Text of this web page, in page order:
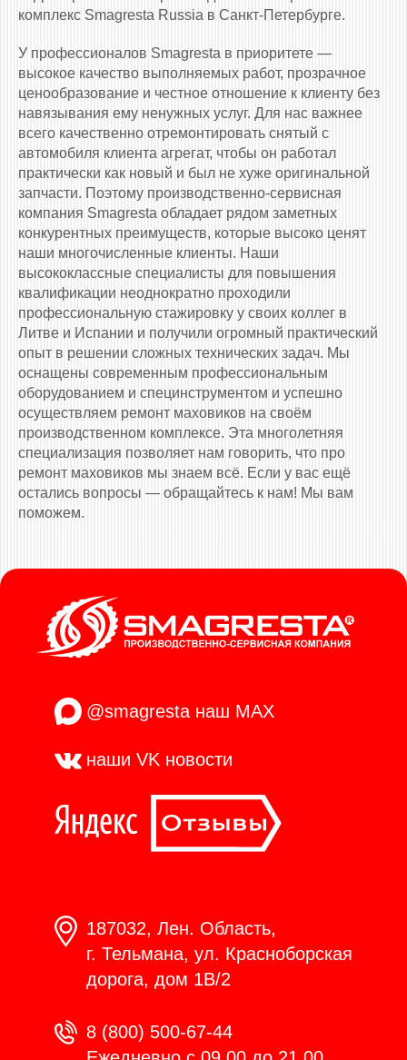
комплекс Smagresta Russia в Санкт-Петербурге.
У профессионалов Smagresta в приоритете —
высокое качество выполняемых работ, прозрачное
ценообразование и честное отношение к клиенту без
навязывания ему ненужных услуг. Для нас важнее
всего качественно отремонтировать снятый с
автомобиля клиента агрегат, чтобы он работал
практически как новый и был не хуже оригинальной
запчасти. Поэтому производственно-сервисная
компания Smagresta обладает рядом заметных
конкурентных преимуществ, которые высоко ценят
наши многочисленные клиенты. Наши
высококлассные специалисты для повышения
квалификации неоднократно проходили
профессиональную стажировку у своих коллег в
Литве и Испании и получили огромный практический
опыт в решении сложных технических задач. Мы
оснащены современным профессиональным
оборудованием и специнструментом и успешно
осуществляем ремонт маховиков на своём
производственном комплексе. Эта многолетняя
специализация позволяет нам говорить, что про
ремонт маховиков мы знаем всё. Если у вас ещё
остались вопросы — обращайтесь к нам! Мы вам
поможем.
@smagresta наш MAX
наши VK новости
187032, Лен. Область,
г. Тельмана, ул. Красноборская
дорога, дом 1В/2
8 (800) 500-67-44